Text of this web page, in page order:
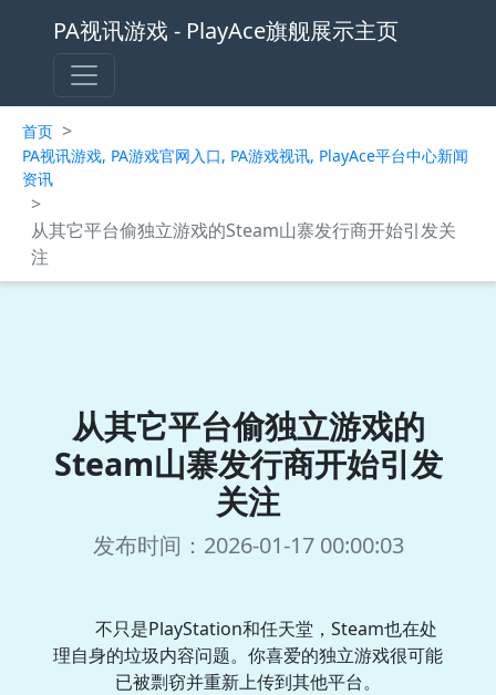
PA视讯游戏 - PlayAce旗舰展示主页
首页 >
PA视讯游戏, PA游戏官网入口, PA游戏视讯, PlayAce平台中心新闻
资讯
>
从其它平台偷独立游戏的Steam山寨发行商开始引发关
注
从其它平台偷独立游戏的
Steam山寨发行商开始引发
关注
发布时间：2026-01-17 00:00:03
不只是PlayStation和任天堂，Steam也在处
理自身的垃圾内容问题。你喜爱的独立游戏很可能
已被剽窃并重新上传到其他平台。